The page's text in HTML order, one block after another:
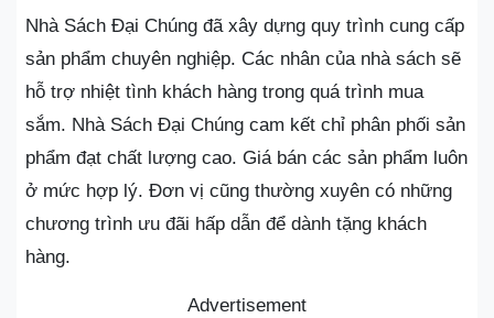
Nhà Sách Đại Chúng đã xây dựng quy trình cung cấp
sản phẩm chuyên nghiệp. Các nhân của nhà sách sẽ
hỗ trợ nhiệt tình khách hàng trong quá trình mua
sắm. Nhà Sách Đại Chúng cam kết chỉ phân phối sản
phẩm đạt chất lượng cao. Giá bán các sản phẩm luôn
ở mức hợp lý. Đơn vị cũng thường xuyên có những
chương trình ưu đãi hấp dẫn để dành tặng khách
hàng.
Advertisement